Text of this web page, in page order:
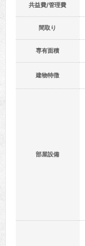
共益費/管理費
間取り
専有面積
建物特徴
部屋設備